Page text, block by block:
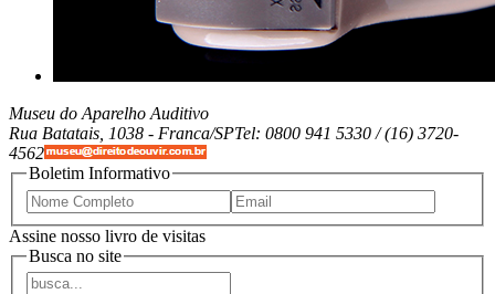
Museu do Aparelho Auditivo
Rua Batatais, 1038 - Franca/SPTel: 0800 941 5330 / (16) 3720-
4562
Boletim Informativo
Assine nosso livro de visitas
Busca no site